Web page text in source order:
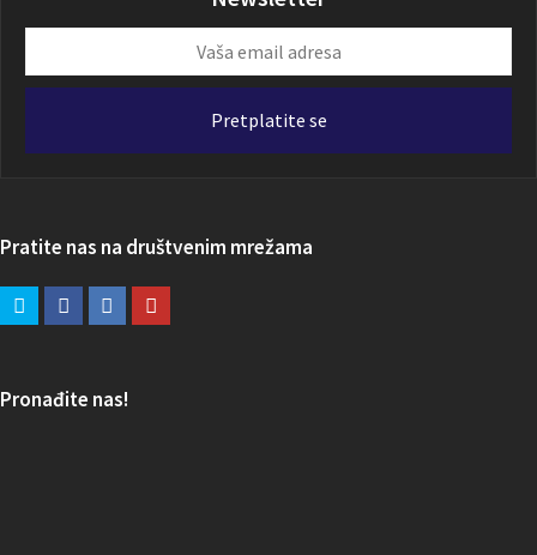
email
Pretplatite se
Pratite nas na društvenim mrežama
Pronađite nas!